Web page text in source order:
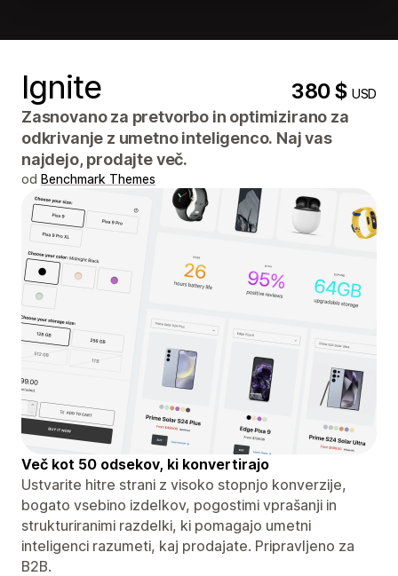
Ignite 380 $USD
Zasnovano za pretvorbo in optimizirano za
odkrivanje z umetno inteligenco. Naj vas
najdejo, prodajte več.
od Benchmark Themes
Več kot 50 odsekov, ki konvertirajo
Ustvarite hitre strani z visoko stopnjo konverzije,
bogato vsebino izdelkov, pogostimi vprašanji in
strukturiranimi razdelki, ki pomagajo umetni
inteligenci razumeti, kaj prodajate. Pripravljeno za
B2B.